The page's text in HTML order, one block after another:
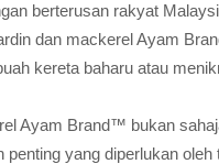
berterusan rakyat
dan mackerel Ayam
kereta baharu atau
Ayam Brand™ bukan
penting yang diperlukan